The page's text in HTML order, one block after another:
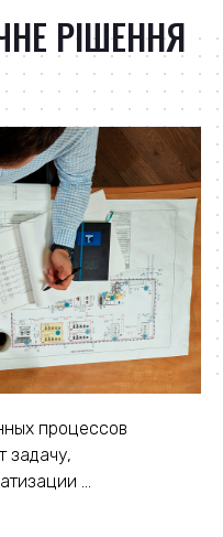
РІШЕННЯ
процессов
задачу,
...